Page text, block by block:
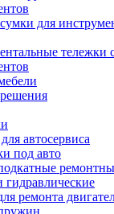
для
тележки
автосервиса
под авто
гидравлические
ремонта